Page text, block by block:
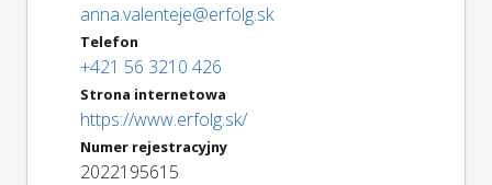
anna.valenteje@erfolg.sk
Telefon
+421 56 3210 426
Strona internetowa
https://www.erfolg.sk/
Numer rejestracyjny
2022195615